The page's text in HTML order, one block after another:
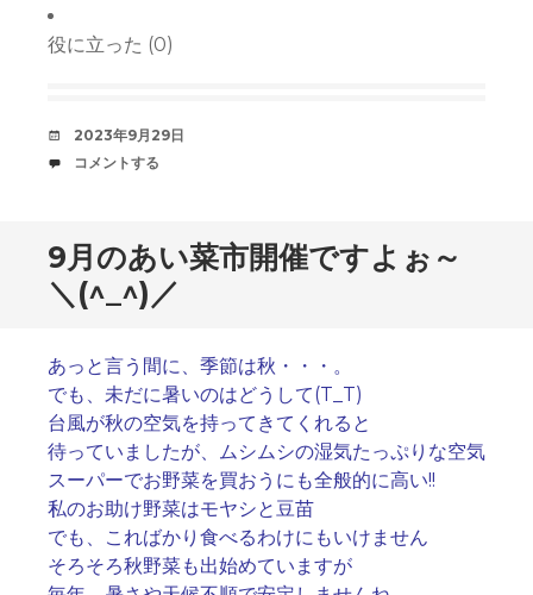
役に立った (0)
デ
ー
2023年9月29日
コ
コメントする
9月のあい菜市開催ですよぉ～
＼(^_^)／
あっと言う間に、季節は秋・・・。
でも、未だに暑いのはどうして(T_T)
台風が秋の空気を持ってきてくれると
待っていましたが、ムシムシの湿気たっぷりな空気
スーパーでお野菜を買おうにも全般的に高い!!
私のお助け野菜はモヤシと豆苗
でも、こればかり食べるわけにもいけません
そろそろ秋野菜も出始めていますが